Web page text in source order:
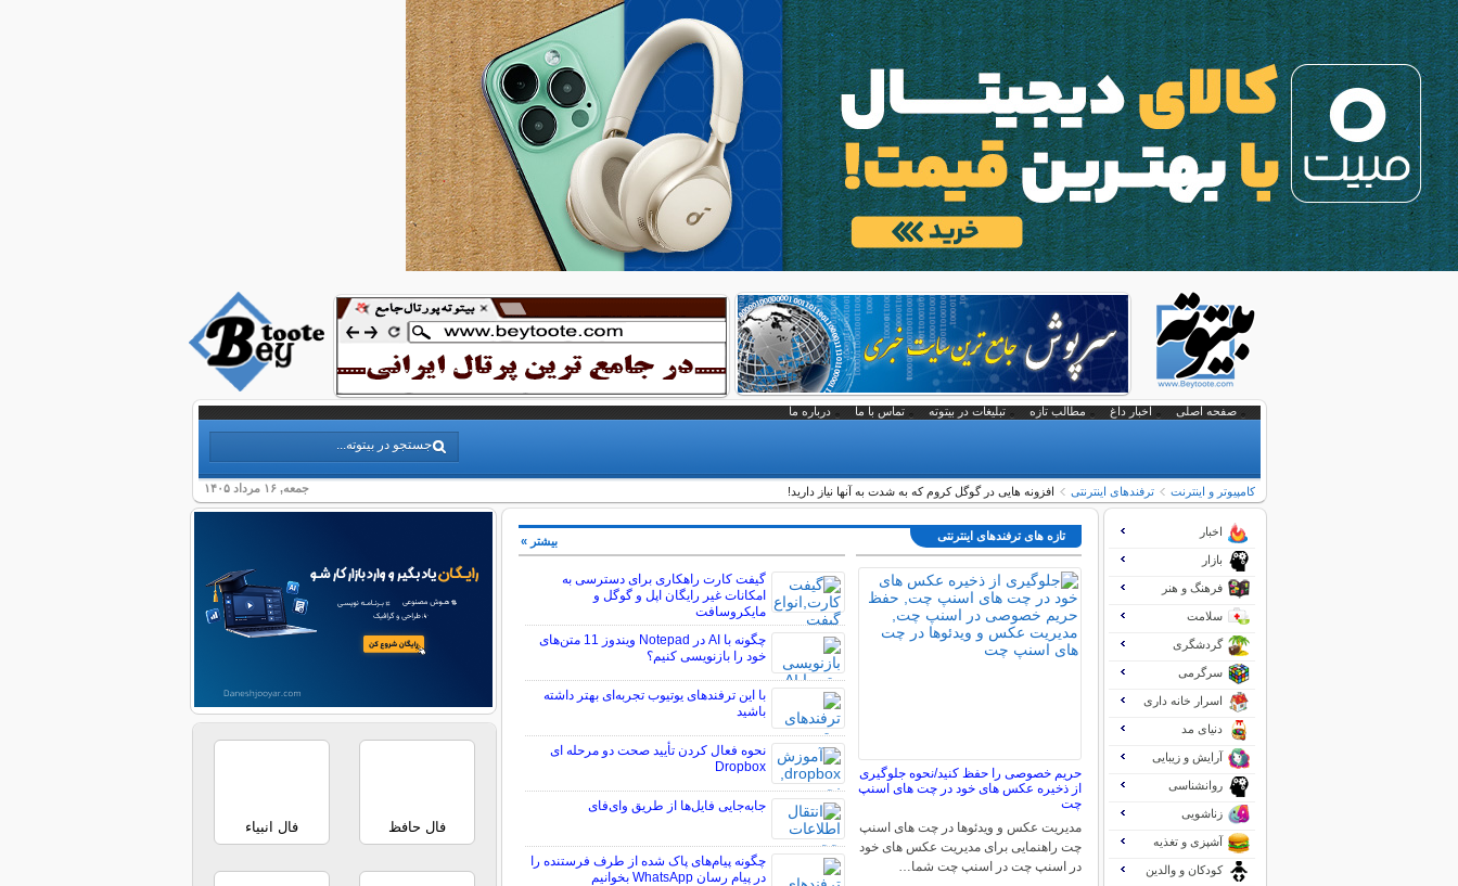
صفحه اصلی اخبار داغ مطالب تازه تبلیغات در بیتوته تماس با ما درباره ما
جمعه, ۱۶ مرداد ۱۴۰۵ کامپیوتر و اینترنت ترفندهای اینترنتی افزونه هایی در گوگل کروم که به شدت به آنها نیاز دارید!
تازه های ترفندهای اینترنتی
حریم خصوصی را حفظ کنید/نحوه جلوگیری
از ذخیره عکس های خود در چت های اسنپ
چت
مدیریت عکس و ویدئوها در چت های اسنپ
چت راهنمایی برای مدیریت عکس های خود
در اسنپ چت در اسنپ چت شما…
گیفت کارت راهکاری برای دسترسی به
امکانات غیر رایگان اپل و گوگل و
مایکروسافت
چگونه با AI در Notepad ویندوز 11 متن‌های
خود را بازنویسی کنیم؟
با این ترفندهای یوتیوب تجربه‌ای بهتر داشته
باشید
نحوه فعال کردن تأیید صحت دو مرحله ای
Dropbox
جابه‌جایی فایل‌ها از طریق وای‌فای
چگونه پیام‌های پاک شده از طرف فرستنده را
در پیام رسان WhatsApp بخوانیم
بیشتر »
اخبار
بازار
فرهنگ و هنر
سلامت
گردشگری
سرگرمی
اسرار خانه داری
دنیای مد
آرایش و زیبایی
روانشناسی
زناشویی
آشپزی و تغذیه
کودکان و والدین
فال حافظ فال انبیاء